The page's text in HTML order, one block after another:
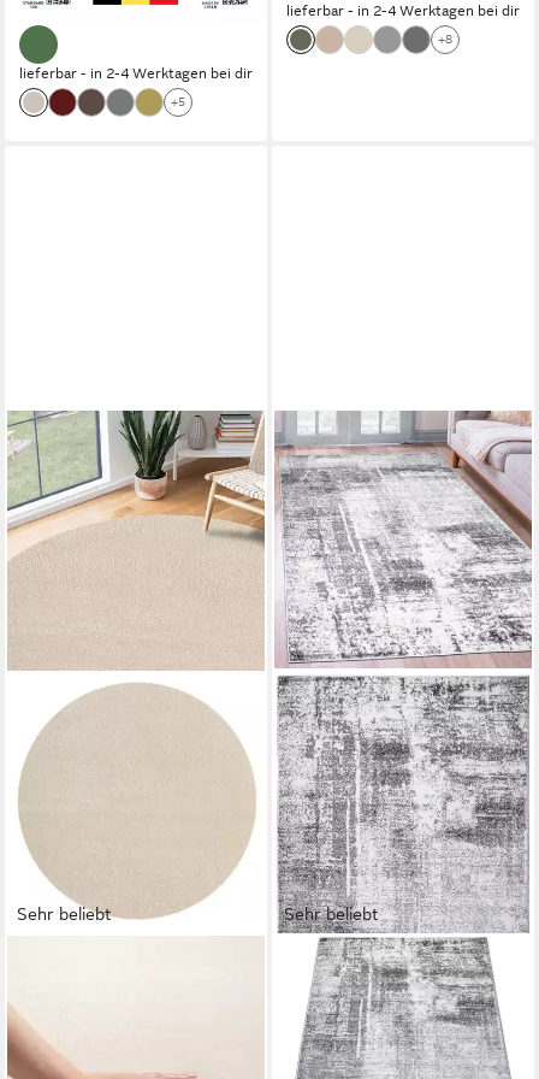
-56%
lieferbar - in 2-4 Werktagen bei dir
+5
lieferbar - in 2-4 Werktagen bei dir
+8
Sehr beliebt
Soft, Anti-Rutsch Unterseite,
rund, Höhe: 16 mm, Waschbar
bis 30 Grad, Felloptik,
Sehr beliebt
OTTO HOME
Teppich Salsa, rechteckig,
Höhe: 9 mm, mit besonders
weichem Flor, Kurzflor, im
Vintage-Look, dichte Qualität